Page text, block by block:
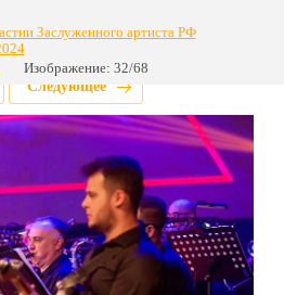
Заслуженного артиста РФ
Изображение: 32/68
Следующее